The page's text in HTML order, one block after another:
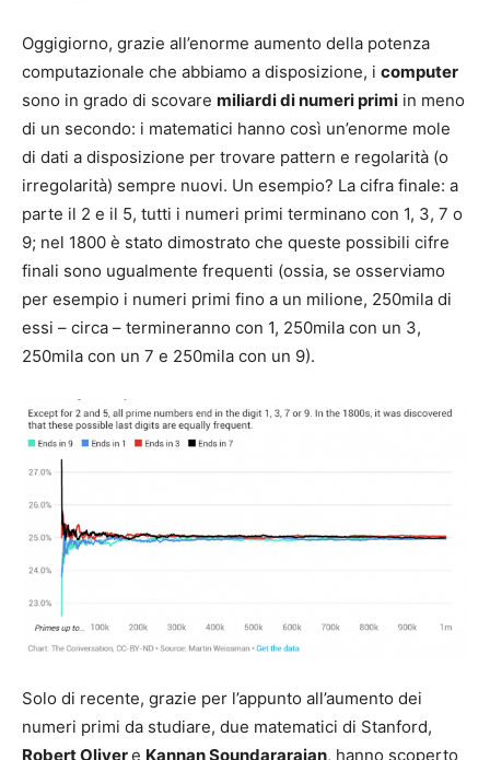
Oggigiorno, grazie all’enorme aumento della potenza
computazionale che abbiamo a disposizione, i computer
sono in grado di scovare miliardi di numeri primi in meno
di un secondo: i matematici hanno così un’enorme mole
di dati a disposizione per trovare pattern e regolarità (o
irregolarità) sempre nuovi. Un esempio? La cifra finale: a
parte il 2 e il 5, tutti i numeri primi terminano con 1, 3, 7 o
9; nel 1800 è stato dimostrato che queste possibili cifre
finali sono ugualmente frequenti (ossia, se osserviamo
per esempio i numeri primi fino a un milione, 250mila di
essi – circa – termineranno con 1, 250mila con un 3,
250mila con un 7 e 250mila con un 9).
Solo di recente, grazie per l’appunto all’aumento dei
numeri primi da studiare, due matematici di Stanford,
Robert Olivere Kannan Soundararajan, hanno scoperto